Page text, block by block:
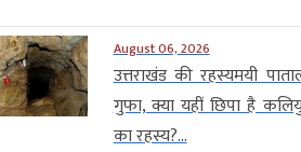
August 06, 2026
उत्तराखंड की रहस्यमयी
गुफा, क्या यहीं छिपा है
का रहस्य?...